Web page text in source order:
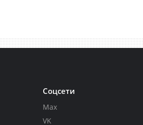
Соцсети
Max
VK